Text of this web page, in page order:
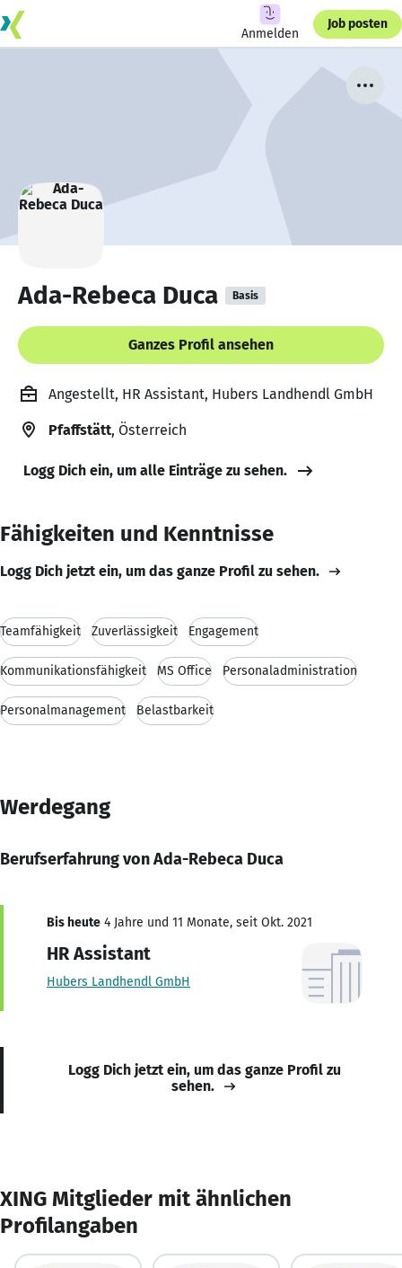
Anmelden
Job posten
Ada-Rebeca Duca Basis
Ganzes Profil ansehen
Angestellt, HR Assistant, Hubers Landhendl GmbH
Pfaffstätt, Österreich
Logg Dich ein, um alle Einträge zu sehen.
Fähigkeiten und Kenntnisse
Logg Dich jetzt ein, um das ganze Profil zu sehen.
Teamfähigkeit Zuverlässigkeit Engagement
Kommunikationsfähigkeit MS Office Personaladministration
Personalmanagement Belastbarkeit
Werdegang
Berufserfahrung von Ada-Rebeca Duca
Bis heute 4 Jahre und 11 Monate, seit Okt. 2021
HR Assistant
Hubers Landhendl GmbH
Logg Dich jetzt ein, um das ganze Profil zu
sehen.
XING Mitglieder mit ähnlichen
Profilangaben